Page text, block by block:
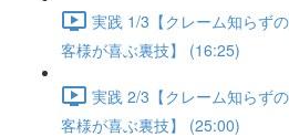
実践 1/3【クレーム知らず
客様が喜ぶ裏技】 (16:25)
実践 2/3【クレーム知らず
客様が喜ぶ裏技】 (25:00)